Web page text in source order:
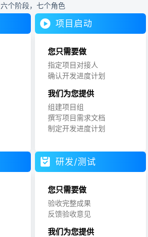
六个阶段，七个角色
项目启动
您只需要做
指定项目对接人
确认开发进度计划
我们为您提供
组建项目组
撰写项目需求文档
制定开发进度计划
研发/测试
您只需要做
验收完整成果
反馈验收意见
我们为您提供